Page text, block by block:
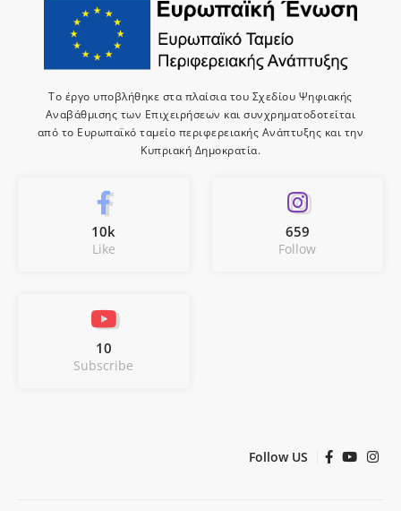
Το έργο υποβλήθηκε στα πλαίσια του Σχεδίου Ψηφιακής
Αναβάθμισης των Επιχειρήσεων και συνχρηματοδοτείται
από το Ευρωπαϊκό ταμείο περιφερειακής Ανάπτυξης και την
Κυπριακή Δημοκρατία.
10k
Like
659
Follow
10
Subscribe
Follow US